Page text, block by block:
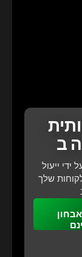
ייעול
שלך